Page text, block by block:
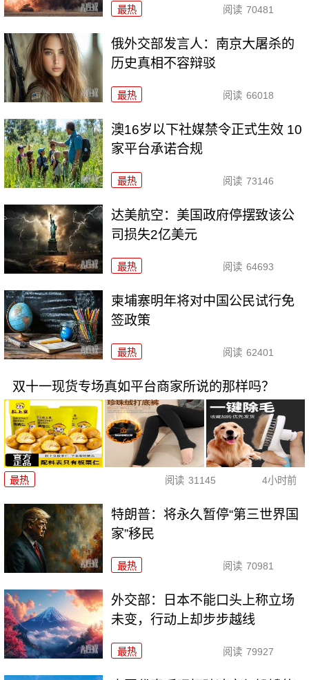
最热 阅读 70481
俄外交部发言人：南京大屠杀的
历史真相不容辩驳
最热 阅读 66018
澳16岁以下社媒禁令正式生效 10
家平台承诺合规
最热 阅读 73146
达美航空：美国政府停摆致该公
司损失2亿美元
最热 阅读 64693
柬埔寨明年将对中国公民试行免
签政策
最热 阅读 62401
双十一现货专场真如平台商家所说的那样吗？
最热 阅读 31145 4小时前
特朗普：将永久暂停“第三世界国
家”移民
最热 阅读 70981
外交部：日本不能口头上称立场
未变，行动上却步步越线
最热 阅读 79927